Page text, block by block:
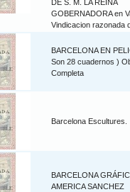
DE S. M. LA REINA
GOBERNADORA en
Vindicacion razonada
BARCELONA EN
Son 28 cuadernos )
Completa
Barcelona Escultures.
BARCELONA
AMERICA SANCHEZ